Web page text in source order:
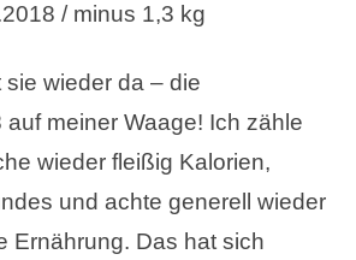
/ minus 1,3 kg
sie wieder da – die
auf meiner Waage! Ich zähle
wieder fleißig Kalorien,
und achte generell wieder
Ernährung. Das hat sich